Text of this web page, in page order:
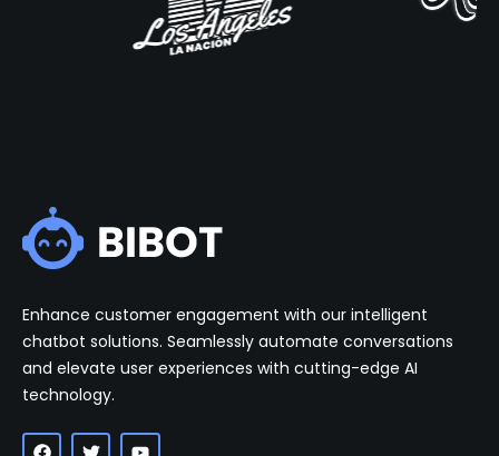
Enhance customer engagement with our intelligent
chatbot solutions. Seamlessly automate conversations
and elevate user experiences with cutting-edge AI
technology.